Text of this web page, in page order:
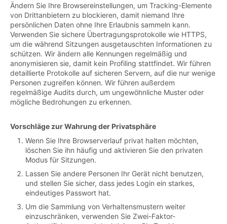
Ändern Sie Ihre Browsereinstellungen, um Tracking-Elemente
von Drittanbietern zu blockieren, damit niemand Ihre
persönlichen Daten ohne Ihre Erlaubnis sammeln kann.
Verwenden Sie sichere Übertragungsprotokolle wie HTTPS,
um die während Sitzungen ausgetauschten Informationen zu
schützen. Wir ändern alle Kennungen regelmäßig und
anonymisieren sie, damit kein Profiling stattfindet. Wir führen
detaillierte Protokolle auf sicheren Servern, auf die nur wenige
Personen zugreifen können. Wir führen außerdem
regelmäßige Audits durch, um ungewöhnliche Muster oder
mögliche Bedrohungen zu erkennen.
Vorschläge zur Wahrung der Privatsphäre
Wenn Sie Ihre Browserverlauf privat halten möchten,
löschen Sie ihn häufig und aktivieren Sie den privaten
Modus für Sitzungen.
Lassen Sie andere Personen Ihr Gerät nicht benutzen,
und stellen Sie sicher, dass jedes Login ein starkes,
eindeutiges Passwort hat.
Um die Sammlung von Verhaltensmustern weiter
einzuschränken, verwenden Sie Zwei-Faktor-